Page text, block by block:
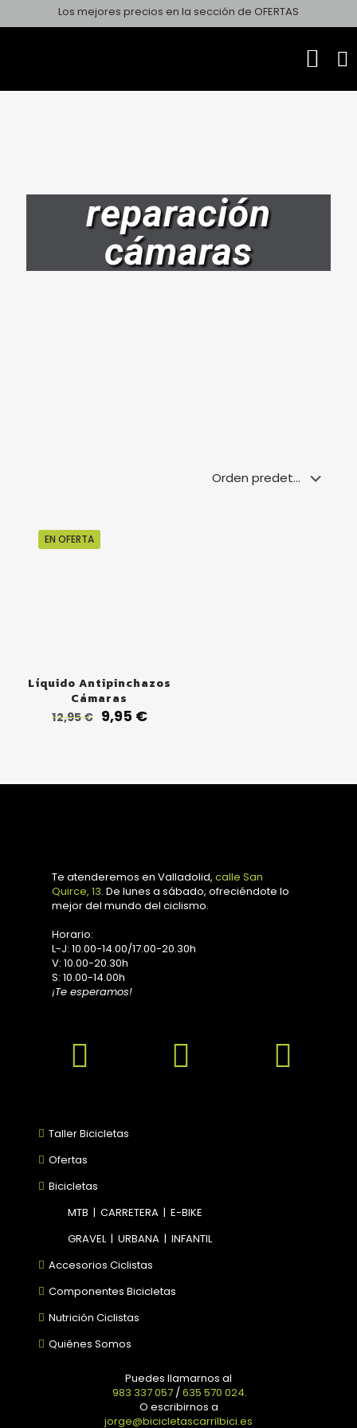
Los mejores precios en la sección de OFERTAS
reparación
cámaras
EN OFERTA
Líquido Antipinchazos
Cámaras
12,95€ El
9,95 €El
Te atenderemos en Valladolid, calle San
Quirce, 13. De lunes a sábado, ofreciéndote lo
mejor del mundo del ciclismo.
Horario:
L-J: 10.00-14.00/17.00-20.30h
V: 10.00-20.30h
S: 10.00-14.00h
¡Te esperamos!
Taller Bicicletas
Ofertas
Bicicletas
MTB | CARRETERA | E-BIKE
GRAVEL| URBANA | INFANTIL
Accesorios Ciclistas
Componentes Bicicletas
Nutrición Ciclistas
Quiénes Somos
Puedes llamarnos al
983 337 057 / 635 570 024.
O escribirnos a
jorge@bicicletascarrilbici.es